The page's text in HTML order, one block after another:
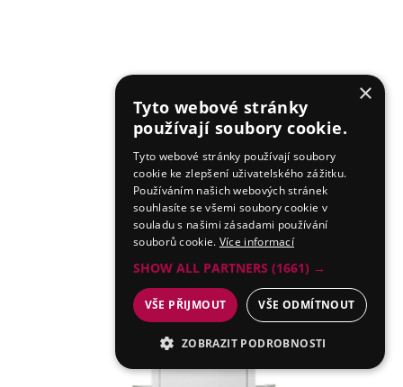
×
Tyto webové stránky
používají soubory cookie.
Tyto webové stránky používají soubory
cookie ke zlepšení uživatelského zážitku.
Používáním našich webových stránek
souhlasíte se všemi soubory cookie v
souladu s našimi zásadami používání
souborů cookie. Více informací
SHOW ALL PARTNERS (1661) →
VŠE PŘIJMOUT VŠE ODMÍTNOUT
ZOBRAZIT PODROBNOSTI
NEZBYTNÉ